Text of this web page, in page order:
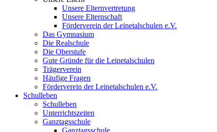
Unsere Elternvertretung
Unsere Elternschaft
Förderverein der Leinetalschulen e.V.
Das Gymnasium
Die Realschule
Die Oberstufe
Gute Gründe für die Leinetalschulen
Trägerverein
Häufige Fragen
Förderverein der Leinetalschulen e.V.
Schulleben
Schulleben
Unterrichtszeiten
Ganztagsschule
Ganztagsschule